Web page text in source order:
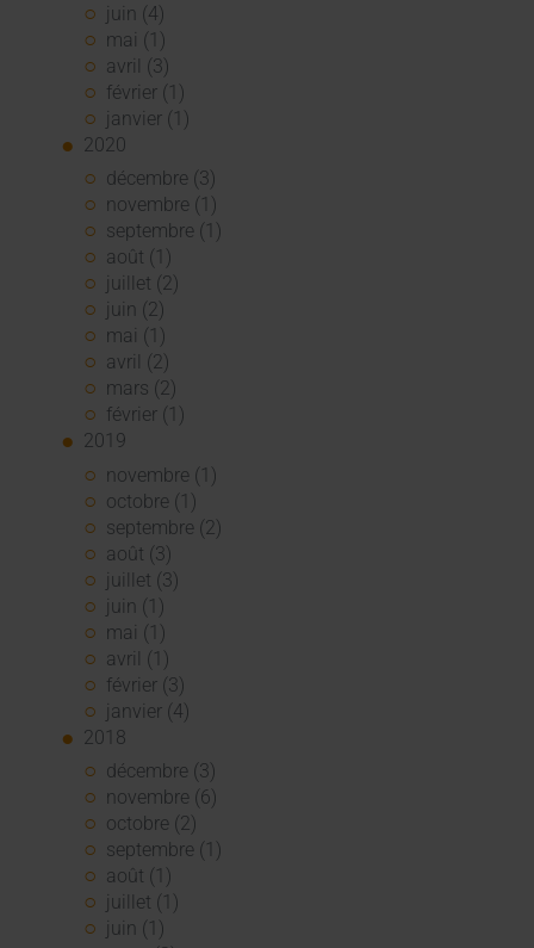
juin (4)
mai (1)
avril (3)
février (1)
janvier (1)
2020
décembre (3)
novembre (1)
septembre (1)
août (1)
juillet (2)
juin (2)
mai (1)
avril (2)
mars (2)
février (1)
2019
novembre (1)
octobre (1)
septembre (2)
août (3)
juillet (3)
juin (1)
mai (1)
avril (1)
février (3)
janvier (4)
2018
décembre (3)
novembre (6)
octobre (2)
septembre (1)
août (1)
juillet (1)
juin (1)